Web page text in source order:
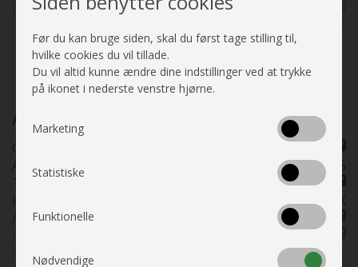
Finansiering fra
Kan ses i butik
Efter 1/9-2026
Placeringsadresse
Tårs - Hjemstedet i
Nordjylland
Plissé i førerhus
Fluenetsdør
Se alle specifikationer
Auto Camper
Camper Van
Akselafstand mm.
4035
Turbo
HK (kW)
140 HK
Automatgear
Antal gear
Automatic
Før du kan bruge siden, skal du først tage stilling til,
hvilke cookies du vil tillade.
Du vil altid kunne ændre dine indstillinger ved at trykke
på ikonet i nederste venstre hjørne.
Marketing
Statistiske
Funktionelle
Nødvendige